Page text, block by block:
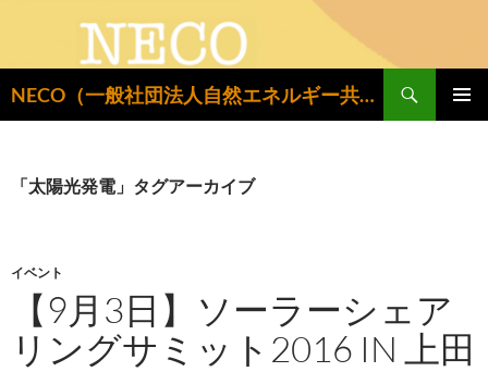
NECO（一般社団法人自然エネルギー共同設置推進機構）
索
ン
キ
「太陽光発電」タグアーカイブ
イベント
【9月3日】ソーラーシェア
リングサミット2016 IN 上田